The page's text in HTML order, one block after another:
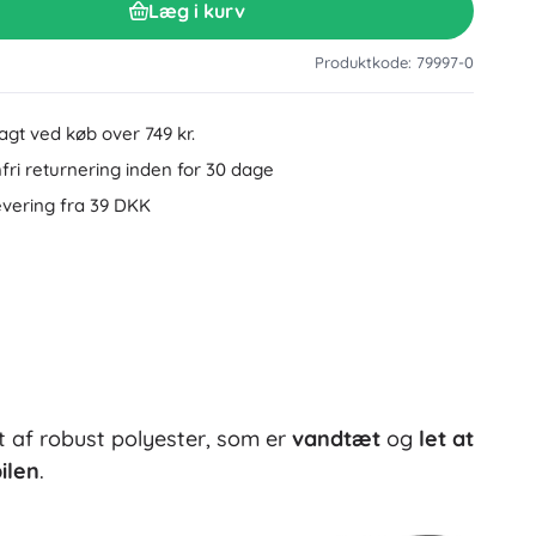
Tilbehør til håndvask
Bøger
Dekorationer
Læg i kurv
Produktkode: 79997-0
ved køb over 749 kr.
returnering inden for 30 dage
fra 39 DKK
af robust polyester, som er vandtæt og let at
.